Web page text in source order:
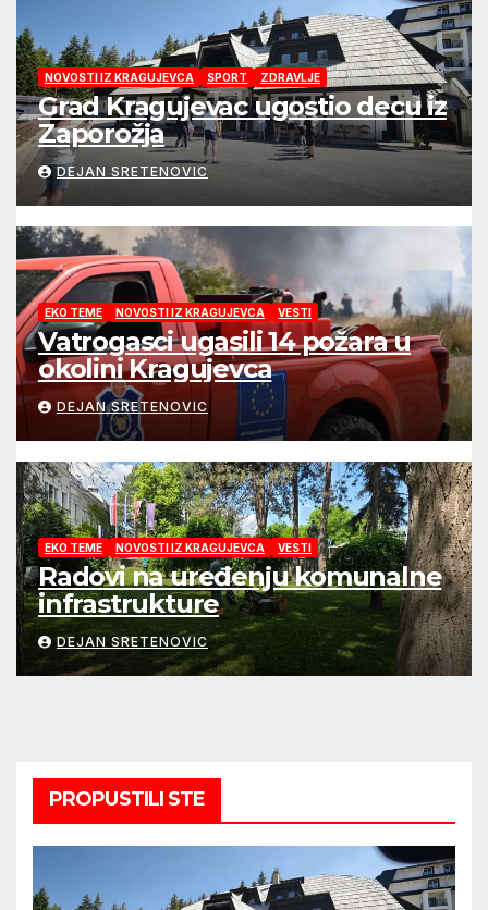
NOVOSTI IZ KRAGUJEVCA SPORT ZDRAVLJE
Grad Kragujevac ugostio decu iz
Zaporožja
DEJAN SRETENOVIC
EKO TEME NOVOSTI IZ KRAGUJEVCA VESTI
Vatrogasci ugasili 14 požara u
okolini Kragujevca
DEJAN SRETENOVIC
EKO TEME NOVOSTI IZ KRAGUJEVCA VESTI
Radovi na uređenju komunalne
infrastrukture
DEJAN SRETENOVIC
PROPUSTILI STE